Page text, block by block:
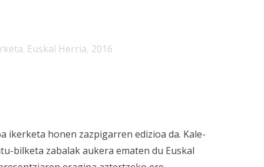
Euskal Herria, 2016
ikerketa honen zazpigarren edizioa da. Kale-
bilketa zabalak aukera ematen du Euskal